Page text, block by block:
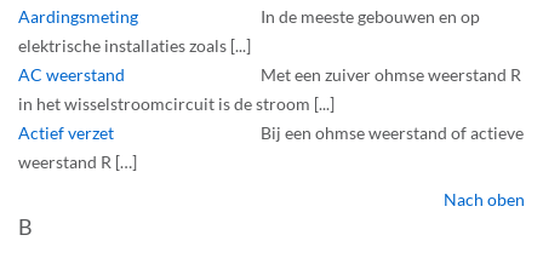
Aardingsmeting
In de meeste gebouwen en op
elektrische installaties zoals [...]
AC weerstand
Met een zuiver ohmse weerstand R
in het wisselstroomcircuit is de stroom [...]
Actief verzet
Bij een ohmse weerstand of actieve
weerstand R […]
Nach oben
B